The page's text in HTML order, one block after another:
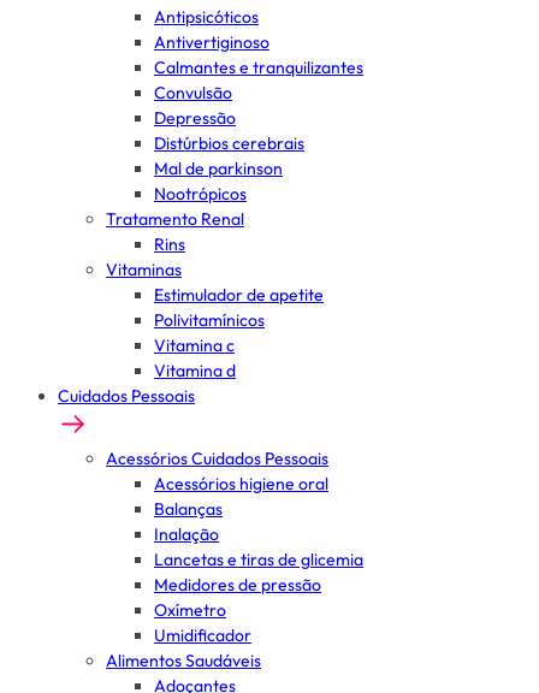
Antipsicóticos
Antivertiginoso
Calmantes e tranquilizantes
Convulsão
Depressão
Distúrbios cerebrais
Mal de parkinson
Nootrópicos
Tratamento Renal
Rins
Vitaminas
Estimulador de apetite
Polivitamínicos
Vitamina c
Vitamina d
Cuidados Pessoais
Acessórios Cuidados Pessoais
Acessórios higiene oral
Balanças
Inalação
Lancetas e tiras de glicemia
Medidores de pressão
Oxímetro
Umidificador
Alimentos Saudáveis
Adoçantes